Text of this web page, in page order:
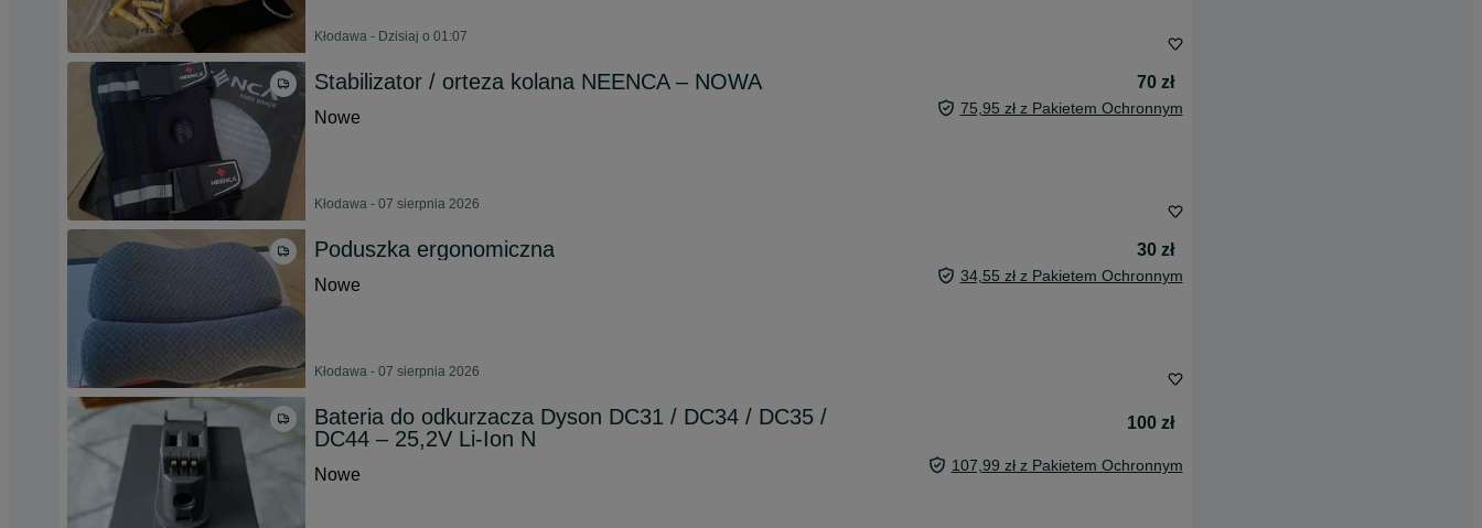
Kłodawa - Dzisiaj o 01:07
Stabilizator / orteza kolana NEENCA – NOWA
70 zł
Nowe
75,95 zł z Pakietem Ochronnym
Kłodawa - 07 sierpnia 2026
Poduszka ergonomiczna
30 zł
Nowe
34,55 zł z Pakietem Ochronnym
Kłodawa - 07 sierpnia 2026
Bateria do odkurzacza Dyson DC31 / DC34 / DC35 /
DC44 – 25,2V Li-Ion N
100 zł
Nowe 107,99 zł z Pakietem Ochronnym